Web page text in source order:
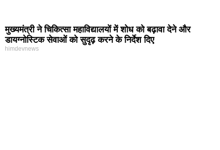
मुख्यमंत्री ने चिकित्सा महाविद्यालयों में शोध को बढ़ावा देने और
डायग्नोस्टिक सेवाओं को सुदृढ़ करने के निर्देश दिए
himdevnews